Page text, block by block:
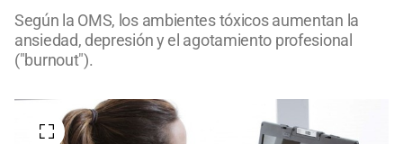
Según la OMS, los ambientes tóxicos aumentan la
ansiedad, depresión y el agotamiento profesional
("burnout").